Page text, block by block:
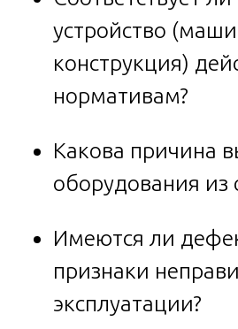
устройство
конструкция)
нормативам?
Какова причина
оборудования из
Имеются ли
признаки
эксплуатации?